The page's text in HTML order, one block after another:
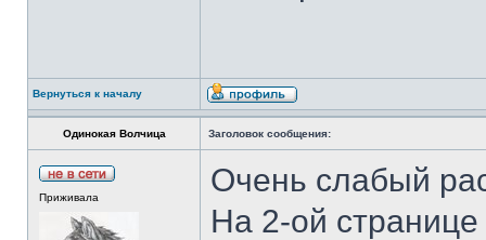
Вернуться к началу
Одинокая Волчица Заголовок сообщения:
Приживала
Очень слабый
На 2-ой